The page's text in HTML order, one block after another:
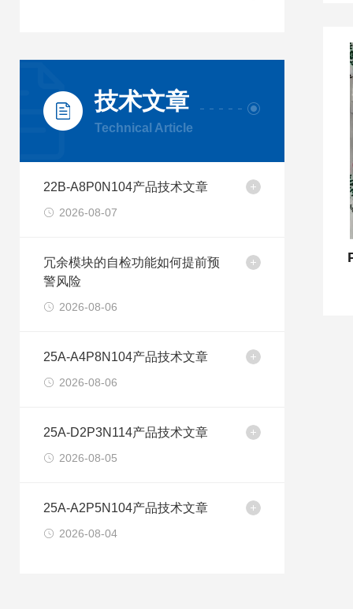
技术文章
Technical Article
22B-A8P0N104产品技术文章
2026-08-07
冗余模块的自检功能如何提前预
警风险
2026-08-06
25A-A4P8N104产品技术文章
2026-08-06
25A-D2P3N114产品技术文章
2026-08-05
25A-A2P5N104产品技术文章
2026-08-04